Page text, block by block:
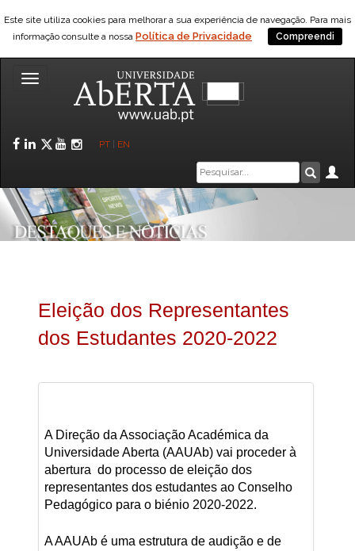
Este site utiliza cookies para melhorar a sua experiência de navegação. Para mais
informação consulte a nossa Política de Privacidade Compreendi
Toggle
Facebook
LinkedIn
Twitter
YouTube
Instagram
PT EN
Caixa
de
pesquisa
Eleição dos Representantes
dos Estudantes 2020-2022
A Direção da Associação Académica da
Universidade Aberta (AAUAb) vai proceder à
abertura do processo de eleição dos
representantes dos estudantes ao Conselho
Pedagógico para o biénio 2020-2022.
A AAUAb é uma estrutura de audição e de